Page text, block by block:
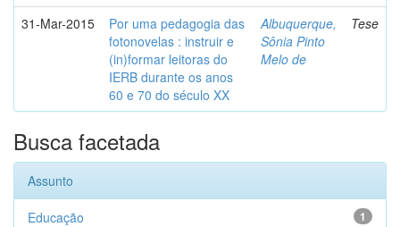
31-Mar-2015
Por uma pedagogia das
fotonovelas : instruir e
(in)formar leitoras do
IERB durante os anos
60 e 70 do século XX
Albuquerque,
Sônia Pinto
Melo de
Tese
Busca facetada
Assunto
1
Educação